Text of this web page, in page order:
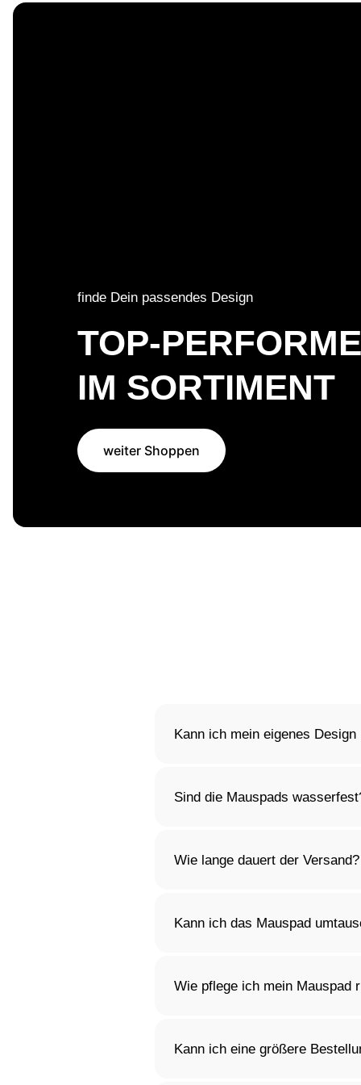
finde Dein passendes Design
TOP-
IM SORTIMENT
weiter Shoppen
Kann ich mein eigenes Design
wir kümmern uns um den
Sind die Mauspads
sodass dein Mauspad lange
Wie lange dauert der Versand?
Designs kann es etwas länger
Kann ich das Mauspad
personalisierte Produkte
Wie pflege ich mein Mauspad
mit mildem Reinigungsmittel.
Kann ich eine größere